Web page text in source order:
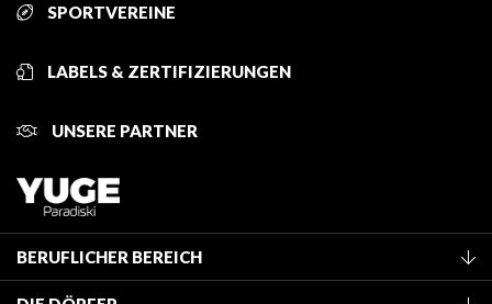
SPORTVEREINE
LABELS & ZERTIFIZIERUNGEN
UNSERE PARTNER
BERUFLICHER BEREICH
Mitglied des Fremdenverkehrsamtes werden